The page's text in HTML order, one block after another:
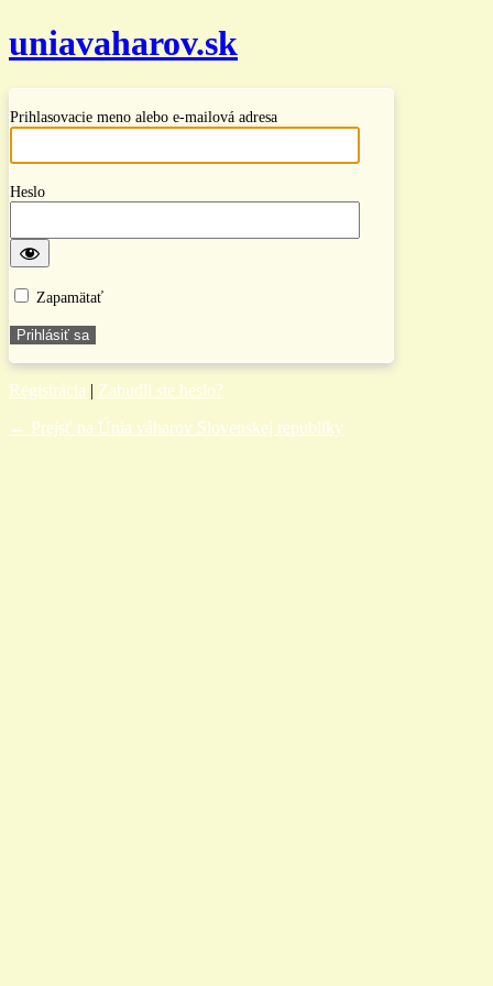
uniavaharov.sk
Prihlasovacie meno alebo e-mailová adresa
Heslo
Zapamätať
Registrácia | Zabudli ste heslo?
← Prejsť na Únia váharov Slovenskej republiky